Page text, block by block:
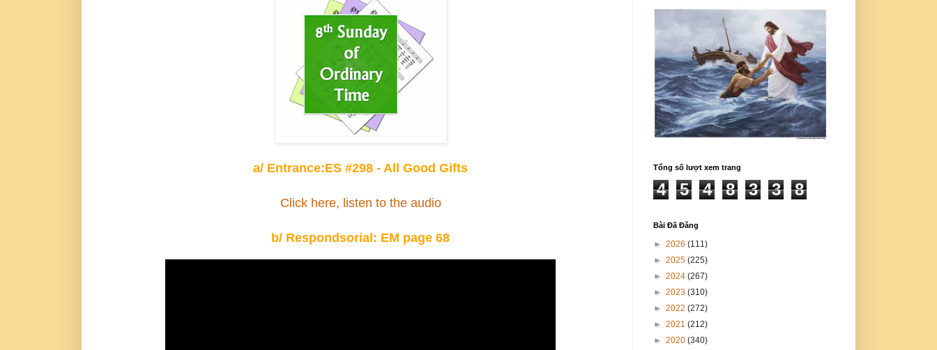
a/ Entrance:ES #298 - All Good Gifts
Click here, listen to the audio
b/ Respondsorial: EM page 68
Tổng số lượt xem trang
4 5 4 8 3 3 8
Bài Đã Đăng
► 2026 (111)
► 2025 (225)
► 2024 (267)
► 2023 (310)
► 2022 (272)
► 2021 (212)
► 2020 (340)